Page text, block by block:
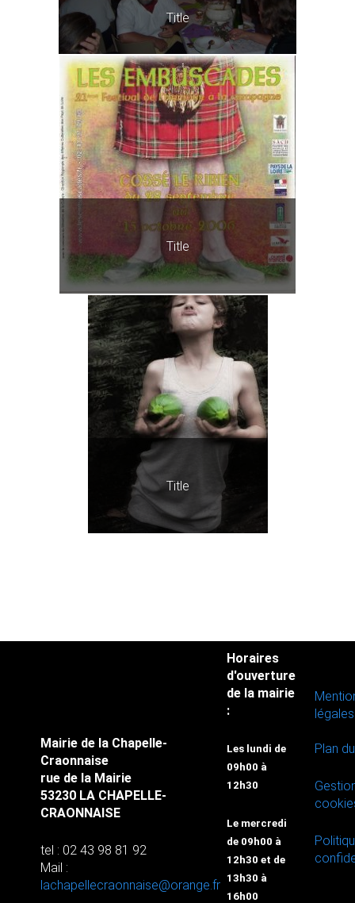
Title
Title
Title
Mairie de la Chapelle-
Craonnaise
rue de la Mairie
53230 LA CHAPELLE-
CRAONNAISE
tel : 02 43 98 81 92
Mail :
lachapellecraonnaise@orange.fr
Horaires
d'ouverture
de la mairie
:
Les lundi de
09h00 à
12h30
Le mercredi
de 09h00 à
12h30 et de
13h30 à
16h00
légales
Plan